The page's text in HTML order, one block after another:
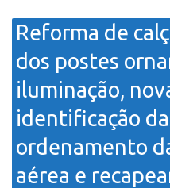
Reforma de
dos postes
iluminação,
identificação
ordenamento
aérea e